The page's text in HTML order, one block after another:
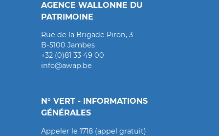
AGENCE WALLONNE DU
PATRIMOINE
Rue de la Brigade Piron, 3
B-5100 Jambes
+32 (0)81 33 49 00
info@awap.be
N° VERT - INFORMATIONS
GÉNÉRALES
Appeler le 1718 (appel gratuit)